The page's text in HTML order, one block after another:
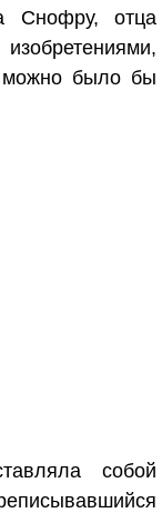
Снофру, отца
было бы
собой